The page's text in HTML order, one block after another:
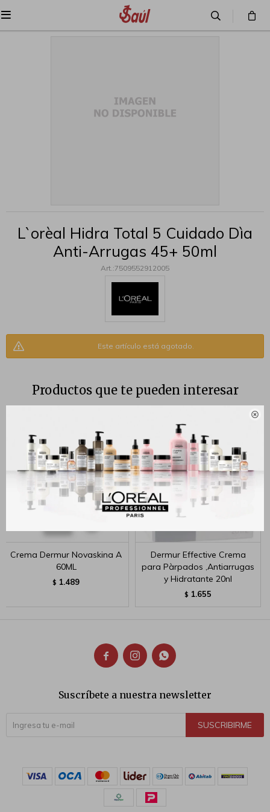


L`orèal Hidra Total 5 Cuidado Dìa
Anti-Arrugas 45+ 50ml
7509552912005
Este artículo está agotado.
Productos que te pueden interesar
Crema Dermur Novaskina A
60ML
$ 1.489
Dermur Effective Crema
para Pàrpados ,Antiarrugas
y Hidratante 20nl
$ 1.655
  
Suscríbete a nuestra newsletter
SUSCRIBIRME